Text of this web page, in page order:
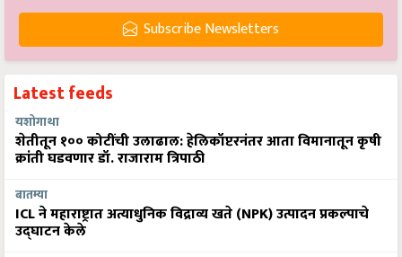
Subscribe Newsletters
Latest feeds
यशोगाथा
शेतीतून १०० कोटींची उलाढाल: हेलिकॉप्टरनंतर आता विमानातून कृषी
क्रांती घडवणार डॉ. राजाराम त्रिपाठी
बातम्या
ICL ने महाराष्ट्रात अत्याधुनिक विद्राव्य खते (NPK) उत्पादन प्रकल्पाचे
उद्घाटन केले